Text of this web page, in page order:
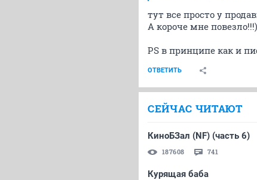
тут все просто у
А короче мне
PS в принципе как и
ОТВЕТИТЬ
СЕЙЧАС ЧИТАЮТ
КиноБЗал (NF) (часть 6)
187608 741
Курящая баба